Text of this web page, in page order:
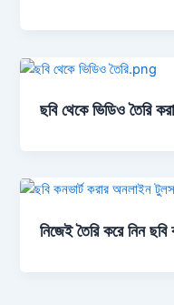
ছবি থেকে ভিডিও তৈরি
নিজেই তৈরি করে নিন